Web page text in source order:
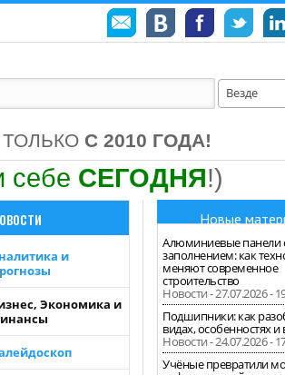
Везде
С 2010 ГОДА!
себе СЕГОДНЯ!)
и
Экономика и
Новые
Алюминиевые панели
заполнением: как
меняют современное
строительство
Новости - 27.07.2026 -
Подшипники: как
видах, особенностях
Новости - 24.07.2026 -
Учёные превратили